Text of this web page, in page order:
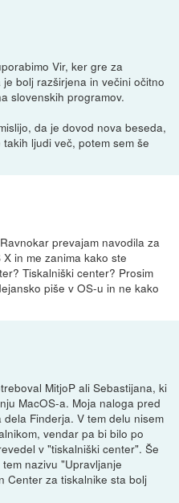
Vir, ker gre za
bolj razširjena in večini očitno
slovenskih programov.
da je dovod nova beseda,
ljudi več, potem sem še
prevajam navodila za
in me zanima kako ste
Tiskalniški center? Prosim
piše v OS-u in ne kako
MitjoP ali Sebastijana, ki
MacOS-a. Moja naloga pred
Finderja. V tem delu nisem
vendar pa bi bilo po
v "tiskalniški center". Še
nazivu "Upravljanje
Center za tiskalnike sta bolj